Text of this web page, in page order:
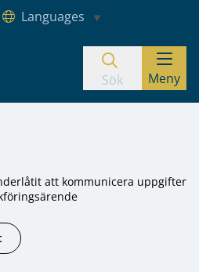
Languages
Sök Meny
att kommunicera uppgifter